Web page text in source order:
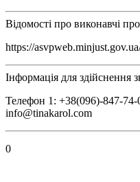
Відомості про виконавчі
https://
Інформація для здійснення
Телефон 1: +38(096)-847-
info@tinakarol.com
0